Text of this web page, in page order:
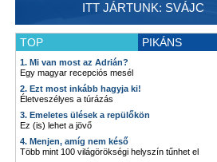
ITT JÁRTUNK: SVÁJC
TOP PIKÁNS
1. Mi van most az Adrián?
Egy magyar recepciós mesél
2. Ezt most inkább hagyja ki!
Életveszélyes a túrázás
3. Emeletes ülések a repülőkön
Ez (is) lehet a jövő
4. Menjen, amíg nem késő
Több mint 100 világörökségi helyszín tűnhet el